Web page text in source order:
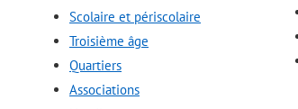
Scolaire et périscolaire
Troisième âge
Quartiers
Associations